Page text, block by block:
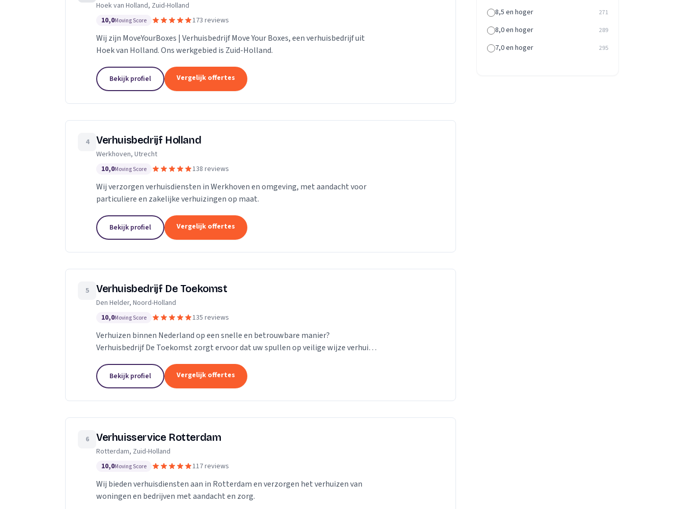
Hoek van Holland, Zuid-Holland
10,0Moving Score 173 reviews
Wij zijn MoveYourBoxes | Verhuisbedrijf Move Your Boxes, een verhuisbedrijf uit
Hoek van Holland. Ons werkgebied is Zuid-Holland.
Bekijk profiel Vergelijk offertes
4 Verhuisbedrijf Holland
Werkhoven, Utrecht
10,0Moving Score 138 reviews
Wij verzorgen verhuisdiensten in Werkhoven en omgeving, met aandacht voor
particuliere en zakelijke verhuizingen op maat.
Bekijk profiel Vergelijk offertes
5 Verhuisbedrijf De Toekomst
Den Helder, Noord-Holland
10,0Moving Score 135 reviews
Verhuizen binnen Nederland op een snelle en betrouwbare manier?
Verhuisbedrijf De Toekomst zorgt ervoor dat uw spullen op veilige wijze verhuisd
Bekijk profiel Vergelijk offertes
6 Verhuisservice Rotterdam
Rotterdam, Zuid-Holland
10,0Moving Score 117 reviews
Wij bieden verhuisdiensten aan in Rotterdam en verzorgen het verhuizen van
woningen en bedrijven met aandacht en zorg.
8,5 en hoger 271
8,0 en hoger 289
7,0 en hoger 295